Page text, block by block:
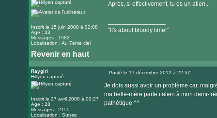
Inscrit le 15 juin 2008 à 02:08
Age : 33
Messages : 1582
Localisation : Au 7ème ciel
Après, si effectivement, tu es un alien...
"It's about bloody time!"
Revenir en haut
le
internet
Raygirl
Hillyen capturé
Inscrit le 27 avril 2008 à 00:27
Age : 28
Messages : 2155
Localisation : Suisse
Posté le 17 décembre 2012 à 22:57
Je dois aussi avoir un problème car,
ma belle-mère parle italien à mon demi-
pathétique ^^